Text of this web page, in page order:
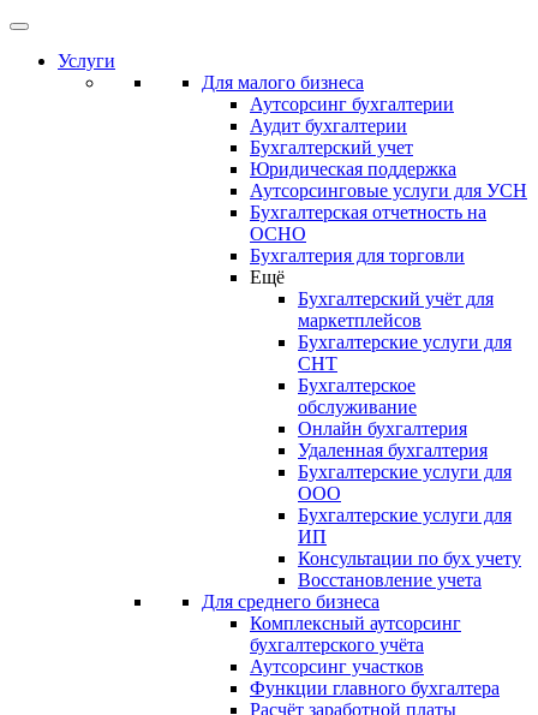
Услуги
Для малого бизнеса
Аутсорсинг бухгалтерии
Аудит бухгалтерии
Бухгалтерский учет
Юридическая поддержка
Аутсорсинговые услуги для УСН
Бухгалтерская отчетность на
ОСНО
Бухгалтерия для торговли
Ещё
Бухгалтерский учёт для
маркетплейсов
Бухгалтерские услуги для
СНТ
Бухгалтерское
обслуживание
Онлайн бухгалтерия
Удаленная бухгалтерия
Бухгалтерские услуги для
ООО
Бухгалтерские услуги для
ИП
Консультации по бух учету
Восстановление учета
Для среднего бизнеса
Комплексный аутсорсинг
бухгалтерского учёта
Аутсорсинг участков
Функции главного бухгалтера
Расчёт заработной платы